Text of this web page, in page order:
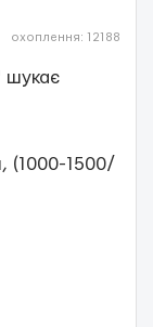
охоплення: 12188
шукає
(1000-1500/